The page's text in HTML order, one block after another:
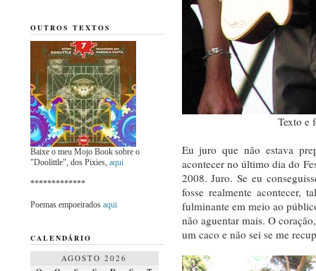
Texto e
Eu juro que não estava
acontecer no último dia do
2008. Juro. Se eu
fosse realmente acontecer,
fulminante em meio ao
não aguentar mais. O
um caco e não sei se me
OUTROS TEXTOS
Baixe o meu Mojo Book sobre o
"Doolittle", dos Pixies, aqui
*************
Poemas empoeirados aqui
CALENDÁRIO
AGOSTO 2026